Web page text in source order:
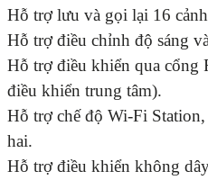
Hỗ trợ lưu và gọi lại 16
Hỗ trợ điều chỉnh độ sáng
Hỗ trợ điều khiển qua cổng
điều khiển trung tâm).
Hỗ trợ chế độ Wi-Fi
hai.
Hỗ trợ điều khiển không